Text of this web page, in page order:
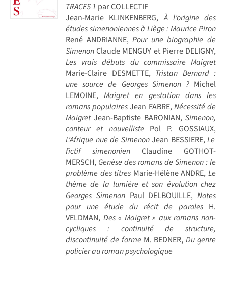
TRACES 1 par COLLECTIF
Jean-Marie KLINKENBERG, À l’origine des
études simenoniennes à Liège : Maurice Piron
René ANDRIANNE,Pour une biographie de
SimenonClaude MENGUY et Pierre DELIGNY,
Les vrais débuts du commissaire Maigret
Marie-Claire DESMETTE, Tristan Bernard :
une source de Georges Simenon ?Michel
LEMOINE,Maigret en gestation dans les
romans populairesJean FABRE,Nécessité de
MaigretJean-Baptiste BARONIAN,Simenon,
conteur et nouvelliste Pol P. GOSSIAUX,
L’Afrique nue de SimenonJean BESSIERE,Le
fictif simenonien Claudine GOTHOT-
MERSCH, Genèse des romans de Simenon : le
problème des titres Marie-Hélène ANDRE, Le
thème de la lumière et son évolution chez
Georges SimenonPaul DELBOUILLE, Notes
pour une étude du récit de parolesH.
VELDMAN, Des « Maigret » aux romans non-
cycliques : continuité de structure,
discontinuité de forme M. BEDNER,Du genre
policier au roman psychologique